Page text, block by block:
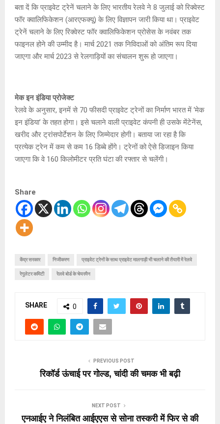
बता दें कि प्राइवेट ट्रेनें चलाने के लिए भारतीय रेलवे ने 8 जुलाई को रिक्वेस्ट
फॉर क्वालिफिकेशन (आरएफक्यू) के लिए विज्ञापन जारी किया था। प्राइवेट
ट्रेनें चलाने के लिए रिक्वेस्ट फॉर क्वालिफिकेशन प्रोसेस के नवंबर तक
फाइनल होने की उम्मीद है। मार्च 2021 तक निविदाओं को अंतिम रूप दिया
जाएगा और मार्च 2023 से रेलगाड़ियों का संचालन शुरू हो जाएगा।
मेक इन इंडिया प्रोजेक्ट
रेलवे के अनुसार, इनमें से 70 फीसदी प्राइवेट ट्रेनों का निर्माण भारत में ‘मेक
इन इंडिया’ के तहत होगा। इसे चलाने वाली प्राइवेट कंपनी ही उसके मेंटेनेंस,
खरीद और ट्रांसपोर्टेशन के लिए जिम्मेदार होगी। बताया जा रहा है कि
प्रत्येक ट्रेन में कम से कम 16 डिब्बे होंगे। ट्रेनों को ऐसे डिजाइन किया
जाएगा कि वे 160 किलोमीटर प्रति घंटा की रफ्तार से चलेंगी।
Share
केंद्र सरकार निजीकरण प्राइवेट ट्रेनों के साथ प्राइवेट मालगाड़ी भी चलाने की तैयारी में रेलवे
रेगुलेटर कमिटी रेलवे बोर्ड के चेयरमैन
SHARE 0
PREVIOUS POST
रिकॉर्ड ऊंचाई पर गोल्ड, चांदी की चमक भी बढ़ी
NEXT POST
एनआईए ने निलंबित आईएएस से सोना तस्करी में फिर से की